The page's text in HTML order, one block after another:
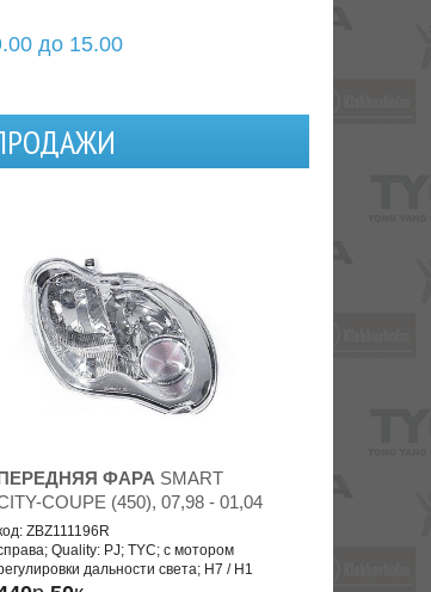
до 15.00
ФАРА SMART
COUPE (450), 07,98 - 01,04
ZBZ111196R
Quality: PJ; TYC; с мотором
дальности света; H7 / H1